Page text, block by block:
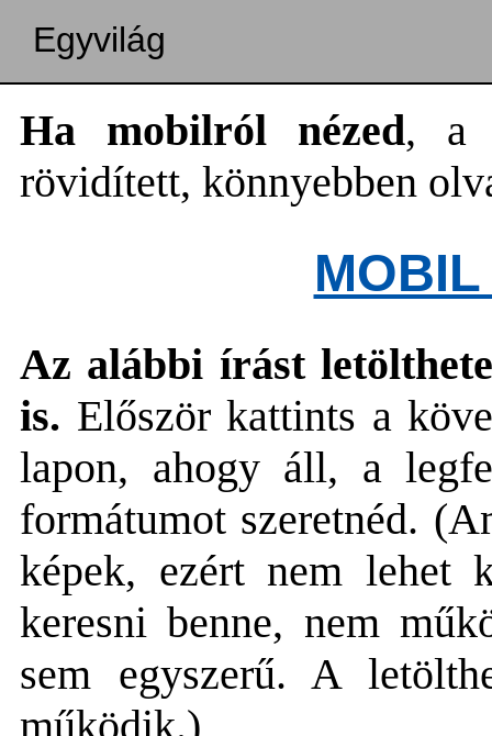
Egyvilág
Ha mobilról nézed, a
rövidített, könnyebben
Az alábbi írást
is. Először kattints a
lapon, ahogy áll, a
formátumot szeretnéd.
képek, ezért nem lehet
keresni benne, nem
sem egyszerű. A
működik.)